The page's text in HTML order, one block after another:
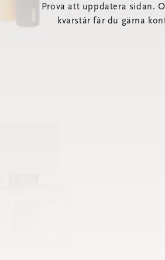
Prova att uppdatera sidan.
kvarstår får du gärna